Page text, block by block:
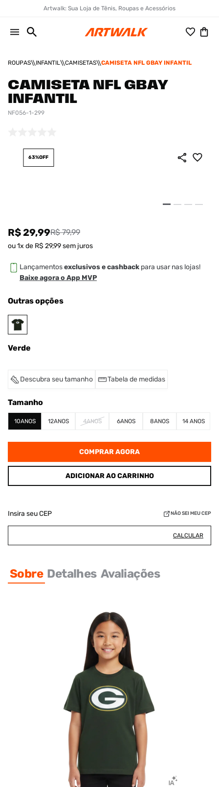
Artwalk: Sua Loja de Tênis, Roupas e Acessórios
ROUPAS INFANTIL CAMISETAS CAMISETA NFL GBAY INFANTIL
CAMISETA NFL GBAY
INFANTIL
NF056-1-299
63%OFF
R$ 29,99R$ 79,99
ou1x de R$ 29,99sem juros
Lançamentosexclusivos e cashback para usar nas lojas!
Baixe agora o App MVP
Outras opções
Verde
Descubra seu tamanho Tabela de medidas
Tamanho
10ANOS 12ANOS 4ANOS 6ANOS 8ANOS 14 ANOS
COMPRAR AGORA
ADICIONAR AO CARRINHO
Insira seu CEP NÃO SEI MEU CEP
CALCULAR
Sobre Detalhes Avaliações